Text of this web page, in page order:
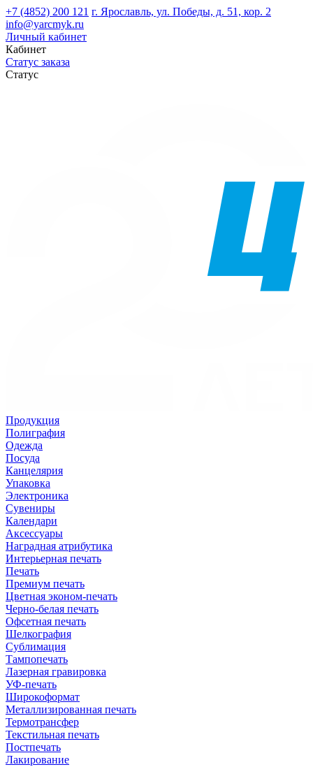
+7 (4852) 200 121 г. Ярославль, ул. Победы, д. 51, кор. 2
info@yarcmyk.ru
Личный кабинет
Кабинет
Статус заказа
Статус
Продукция
Полиграфия
Одежда
Посуда
Канцелярия
Упаковка
Электроника
Сувениры
Календари
Аксессуары
Наградная атрибутика
Интерьерная печать
Печать
Премиум печать
Цветная эконом-печать
Черно-белая печать
Офсетная печать
Шелкография
Сублимация
Тампопечать
Лазерная гравировка
УФ-печать
Широкоформат
Металлизированная печать
Термотрансфер
Текстильная печать
Постпечать
Лакирование